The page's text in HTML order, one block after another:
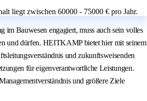
liegt zwischen 60000 - 75000 € pro Jahr.
im Bauwesen engagiert, muss auch sein volles
und dürfen. HEITKAMP bietet hier mit seinem
und zukunftsweisenden
für eigenverantwortliche Leistungen.
und größere Ziele